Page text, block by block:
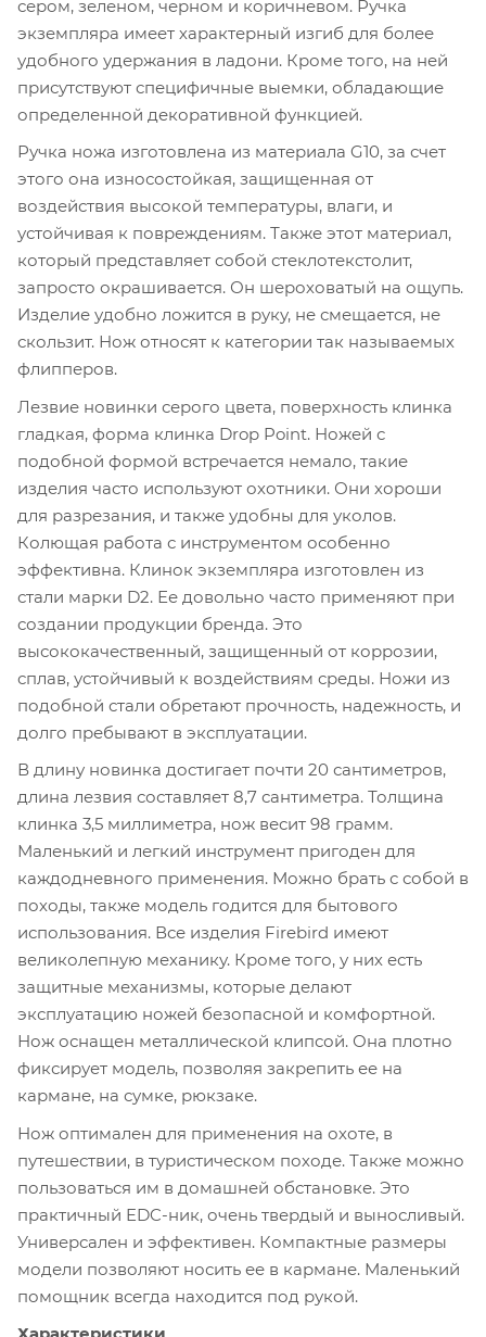
сером, зеленом, черном и коричневом. Ручка
экземпляра имеет характерный изгиб для более
удобного удержания в ладони. Кроме того, на ней
присутствуют специфичные выемки, обладающие
определенной декоративной функцией.
Ручка ножа изготовлена из материала G10, за счет
этого она износостойкая, защищенная от
воздействия высокой температуры, влаги, и
устойчивая к повреждениям. Также этот материал,
который представляет собой стеклотекстолит,
запросто окрашивается. Он шероховатый на ощупь.
Изделие удобно ложится в руку, не смещается, не
скользит. Нож относят к категории так называемых
флипперов.
Лезвие новинки серого цвета, поверхность клинка
гладкая, форма клинка Drop Point. Ножей с
подобной формой встречается немало, такие
изделия часто используют охотники. Они хороши
для разрезания, и также удобны для уколов.
Колющая работа с инструментом особенно
эффективна. Клинок экземпляра изготовлен из
стали марки D2. Ее довольно часто применяют при
создании продукции бренда. Это
высококачественный, защищенный от коррозии,
сплав, устойчивый к воздействиям среды. Ножи из
подобной стали обретают прочность, надежность, и
долго пребывают в эксплуатации.
В длину новинка достигает почти 20 сантиметров,
длина лезвия составляет 8,7 сантиметра. Толщина
клинка 3,5 миллиметра, нож весит 98 грамм.
Маленький и легкий инструмент пригоден для
каждодневного применения. Можно брать с собой в
походы, также модель годится для бытового
использования. Все изделия Firebird имеют
великолепную механику. Кроме того, у них есть
защитные механизмы, которые делают
эксплуатацию ножей безопасной и комфортной.
Нож оснащен металлической клипсой. Она плотно
фиксирует модель, позволяя закрепить ее на
кармане, на сумке, рюкзаке.
Нож оптимален для применения на охоте, в
путешествии, в туристическом походе. Также можно
пользоваться им в домашней обстановке. Это
практичный EDC-ник, очень твердый и выносливый.
Универсален и эффективен. Компактные размеры
модели позволяют носить ее в кармане. Маленький
помощник всегда находится под рукой.